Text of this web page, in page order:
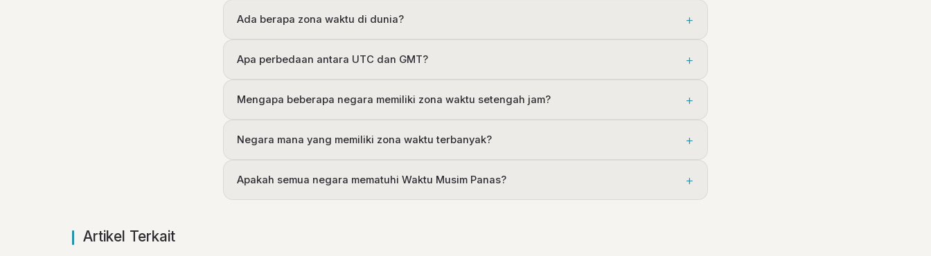
Ada berapa zona waktu di dunia?
Apa perbedaan antara UTC dan GMT?
Mengapa beberapa negara memiliki zona waktu setengah jam?
Negara mana yang memiliki zona waktu terbanyak?
Apakah semua negara mematuhi Waktu Musim Panas?
Artikel Terkait